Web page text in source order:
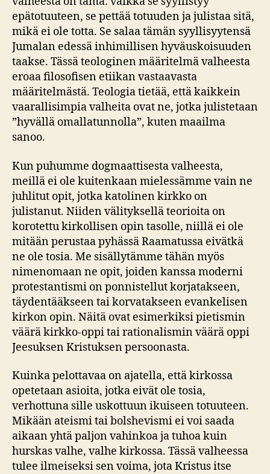
epätotuuteen, se pettää totuuden ja julistaa sitä,
mikä ei ole totta. Se salaa tämän syyllisyytensä
Jumalan edessä inhimillisen hyväuskoisuuden
taakse. Tässä teologinen määritelmä valheesta
eroaa filosofisen etiikan vastaavasta
määritelmästä. Teologia tietää, että kaikkein
vaarallisimpia valheita ovat ne, jotka julistetaan
”hyvällä omallatunnolla”, kuten maailma
sanoo.
Kun puhumme dogmaattisesta valheesta,
meillä ei ole kuitenkaan mielessämme vain ne
juhlitut opit, jotka katolinen kirkko on
julistanut. Niiden välityksellä teorioita on
korotettu kirkollisen opin tasolle, niillä ei ole
mitään perustaa pyhässä Raamatussa eivätkä
ne ole tosia. Me sisällytämme tähän myös
nimenomaan ne opit, joiden kanssa moderni
protestantismi on ponnistellut korjatakseen,
täydentääkseen tai korvatakseen evankelisen
kirkon opin. Näitä ovat esimerkiksi pietismin
väärä kirkko-oppi tai rationalismin väärä oppi
Jeesuksen Kristuksen persoonasta.
Kuinka pelottavaa on ajatella, että kirkossa
opetetaan asioita, jotka eivät ole tosia,
verhottuna sille uskottuun ikuiseen totuuteen.
Mikään ateismi tai bolshevismi ei voi saada
aikaan yhtä paljon vahinkoa ja tuhoa kuin
hurskas valhe, valhe kirkossa. Tässä valheessa
tulee ilmeiseksi sen voima, jota Kristus itse